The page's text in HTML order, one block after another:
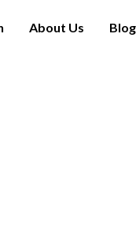
About Us Blog